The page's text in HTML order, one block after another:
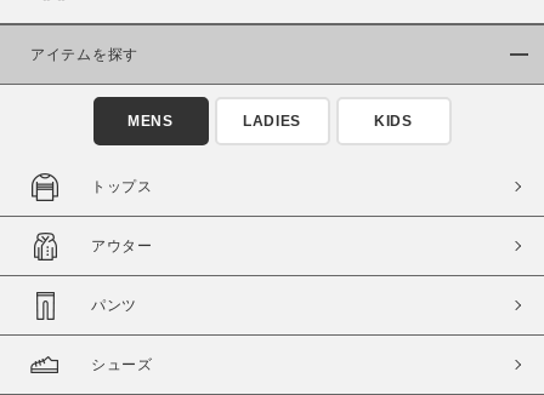
商品タイプ
通常商品
セール価格 WEB限定
在庫
在庫あり
アイテムを探す
MENS LADIES KIDS
トップス
アウター
パンツ
シューズ